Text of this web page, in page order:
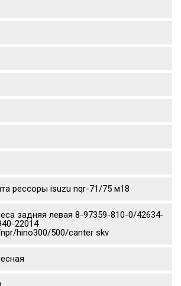
рессоры isuzu nqr-71/75 м18
задняя левая 8-97359-810-0/42634-
22014
hino300/500/canter skv